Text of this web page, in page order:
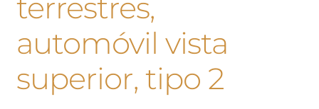
terrestres,
automóvil vista
superior, tipo 2